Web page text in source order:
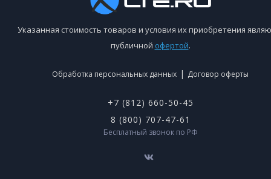
Указанная стоимость товаров и условия их приобретения
публичной офертой.
Обработка персональных данных | Договор оферты
+7 (812) 660-50-45
8 (800) 707-47-61
Бесплатный звонок по РФ